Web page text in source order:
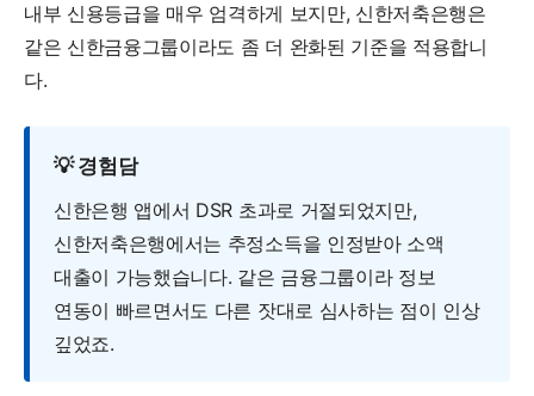
내부 신용등급을 매우 엄격하게 보지만, 신한저축은행은
같은 신한금융그룹이라도 좀 더 완화된 기준을 적용합니
다.
💡 경험담
신한은행 앱에서 DSR 초과로 거절되었지만,
신한저축은행에서는 추정소득을 인정받아 소액
대출이 가능했습니다. 같은 금융그룹이라 정보
연동이 빠르면서도 다른 잣대로 심사하는 점이 인상
깊었죠.